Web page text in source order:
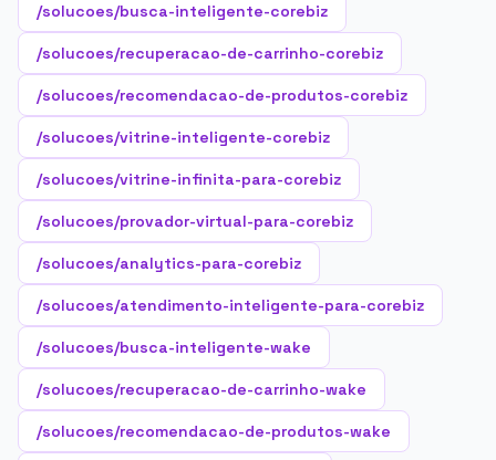
/solucoes/busca-inteligente-corebiz
/solucoes/recuperacao-de-carrinho-corebiz
/solucoes/recomendacao-de-produtos-corebiz
/solucoes/vitrine-inteligente-corebiz
/solucoes/vitrine-infinita-para-corebiz
/solucoes/provador-virtual-para-corebiz
/solucoes/analytics-para-corebiz
/solucoes/atendimento-inteligente-para-corebiz
/solucoes/busca-inteligente-wake
/solucoes/recuperacao-de-carrinho-wake
/solucoes/recomendacao-de-produtos-wake